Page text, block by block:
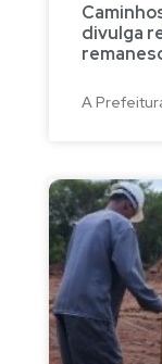
divulga
A